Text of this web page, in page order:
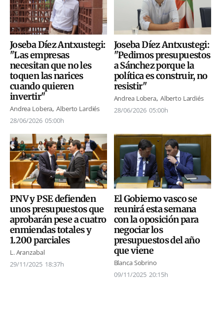
Joseba Díez Antxustegi:
"Las empresas
necesitan que no les
toquen las narices
cuando quieren
invertir"
Andrea Lobera Alberto Lardiés
28/06/2026 05:00h
Joseba Díez Antxustegi:
"Pedimos presupuestos
a Sánchez porque la
política es construir, no
resistir"
Andrea Lobera Alberto Lardiés
28/06/2026 05:00h
PNV y PSE defienden
unos presupuestos que
aprobarán pese a cuatro
enmiendas totales y
1.200 parciales
L. Aranzabal
29/11/2025 18:37h
El Gobierno vasco se
reunirá esta semana
con la oposición para
negociar los
presupuestos del año
que viene
Blanca Sobrino
09/11/2025 20:15h